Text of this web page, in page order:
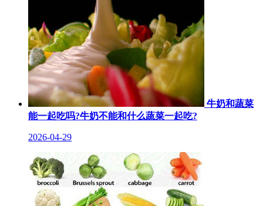
牛奶和蔬菜
能一起吃吗?牛奶不能和什么蔬菜一起吃?
2026-04-29